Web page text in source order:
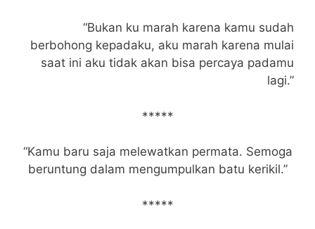
“Bukan ku marah karena kamu sudah
berbohong kepadaku, aku marah karena mulai
saat ini aku tidak akan bisa percaya padamu
lagi.”
*****
“Kamu baru saja melewatkan permata. Semoga
beruntung dalam mengumpulkan batu kerikil.”
*****